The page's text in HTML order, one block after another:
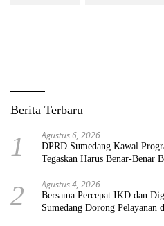
Berita Terbaru
1 Agustus 6, 2026
DPRD Sumedang Kawal
Tegaskan Harus Benar-Benar
2 Agustus 4, 2026
Bersama Percepat IKD dan
Sumedang Dorong Pelayanan